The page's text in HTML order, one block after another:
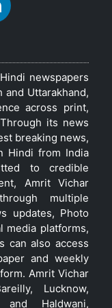
newspapers
and Uttarakhand,
across print,
its news
breaking news,
Hindi from India
to credible
Amrit Vichar
multiple
updates, Photo
media platforms,
can also access
and weekly
Amrit Vichar
Lucknow,
and Haldwani,